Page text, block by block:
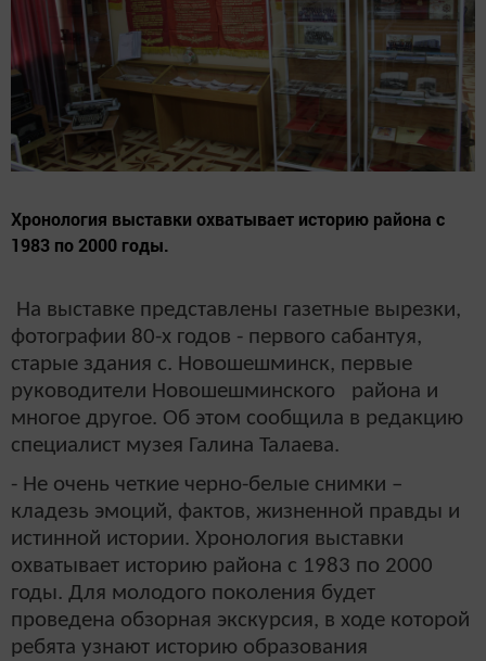
Хронология выставки охватывает историю района с
1983 по 2000 годы.
На выставке представлены газетные вырезки,
фотографии 80-х годов - первого сабантуя,
старые здания с. Новошешминск, первые
руководители Новошешминского района и
многое другое. Об этом сообщила в редакцию
специалист музея Галина Талаева.
- Не очень четкие черно-белые снимки –
кладезь эмоций, фактов, жизненной правды и
истинной истории. Хронология выставки
охватывает историю района с 1983 по 2000
годы. Для молодого поколения будет
проведена обзорная экскурсия, в ходе которой
ребята узнают историю образования